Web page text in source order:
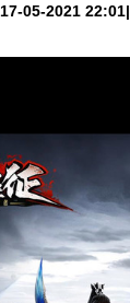
17-05-2021 22:01|